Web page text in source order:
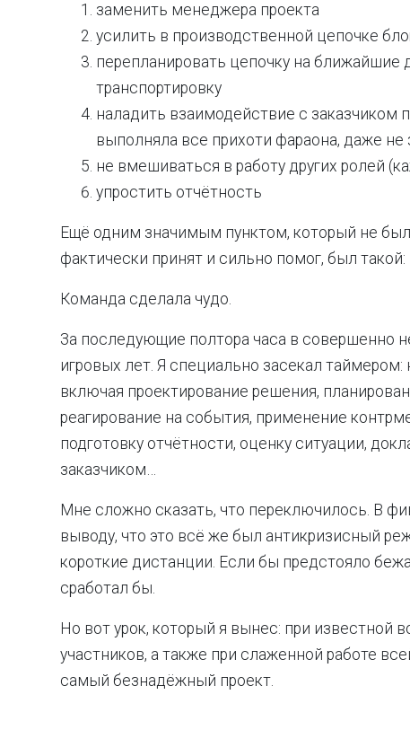
заменить менеджера проекта
усилить в производственной цепочке
перепланировать цепочку на ближайшие
транспортировку
наладить взаимодействие с заказчиком
выполняла все прихоти фараона, даже
не вмешиваться в работу других ролей
упростить отчётность
Ещё одним значимым пунктом, который не
фактически принят и сильно помог, был
Команда сделала чудо.
За последующие полтора часа в совершенно
игровых лет. Я специально засекал таймером:
включая проектирование решения,
реагирование на события, применение
подготовку отчётности, оценку ситуации,
заказчиком…
Мне сложно сказать, что переключилось. В
выводу, что это всё же был антикризисный
короткие дистанции. Если бы предстояло
сработал бы.
Но вот урок, который я вынес: при известной
участников, а также при слаженной работе
самый безнадёжный проект.